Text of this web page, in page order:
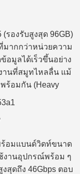
รองรับสูงสุด 96GB)
ากกว่าหน่วยความ
อมูลได้เร็วขึ้นอย่าง
านที่สมูทไหลลื่น แม้
ร้อมกัน (Heavy
อมแบนด์วิดท์ขนาด
งานอุปกรณ์พร้อม ๆ
สุดถึง 46Gbps ตอบ